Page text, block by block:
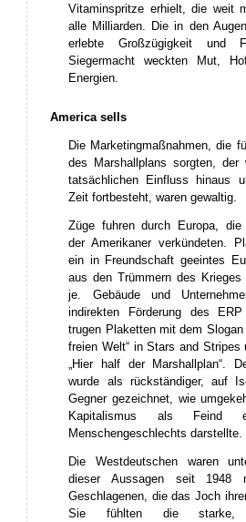
Vitaminspritze erhielt, die weit
alle Milliarden. Die in den
erlebte Großzügigkeit und
Siegermacht weckten Mut,
Energien.
America sells
Die Marketingmaßnahmen, die
des Marshallplans sorgten, der
tatsächlichen Einfluss hinaus
Zeit fortbesteht, waren gewaltig.
Züge fuhren durch Europa, die
der Amerikaner verkündeten.
ein in Freundschaft geeintes
aus den Trümmern des Krieges
je. Gebäude und
indirekten Förderung des
trugen Plaketten mit dem Slogan
freien Welt“ in Stars and Stripes
„Hier half der Marshallplan“.
wurde als rückständiger, auf
Gegner gezeichnet, wie
Kapitalismus als Feind
Menschengeschlechts darstellte.
Die Westdeutschen waren
dieser Aussagen seit 1948
Geschlagenen, die das Joch
Sie fühlten die starke,